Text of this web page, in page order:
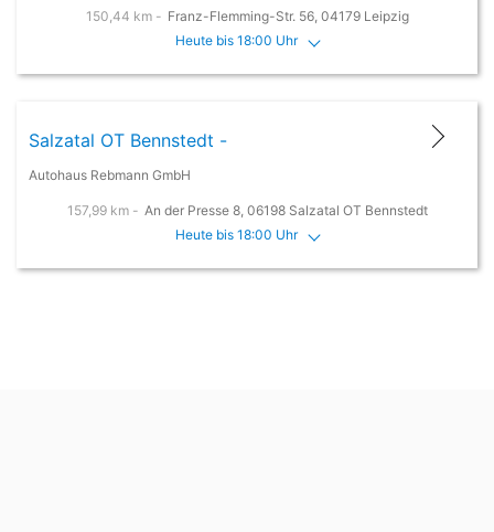
150,44 km - Franz-Flemming-Str. 56, 04179 Leipzig
Heute bis 18:00 Uhr
Salzatal OT Bennstedt -
Autohaus Rebmann GmbH
157,99 km - An der Presse 8, 06198 Salzatal OT Bennstedt
Heute bis 18:00 Uhr